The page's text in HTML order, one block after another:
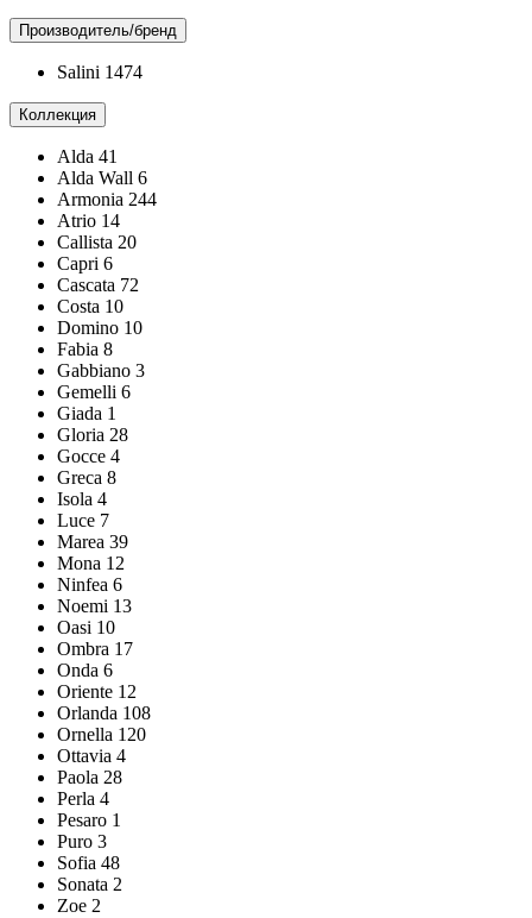
Производитель/бренд
Salini 1474
Коллекция
Alda 41
Alda Wall 6
Armonia 244
Atrio 14
Callista 20
Capri 6
Cascata 72
Costa 10
Domino 10
Fabia 8
Gabbiano 3
Gemelli 6
Giada 1
Gloria 28
Gocce 4
Greca 8
Isola 4
Luce 7
Marea 39
Mona 12
Ninfea 6
Noemi 13
Oasi 10
Ombra 17
Onda 6
Oriente 12
Orlanda 108
Ornella 120
Ottavia 4
Paola 28
Perla 4
Pesaro 1
Puro 3
Sofia 48
Sonata 2
Zoe 2